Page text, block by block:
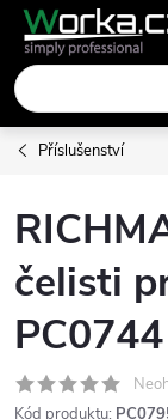
Přejít
obsah
Příslušenství
čelisti
Kód produktu: